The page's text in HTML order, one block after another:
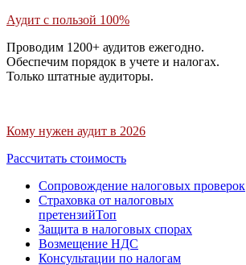
Аудит с пользой 100%
Проводим 1200+ аудитов ежегодно.
Обеспечим порядок в учете и налогах.
Только штатные аудиторы.
Кому нужен аудит в 2026
Рассчитать стоимость
Сопровождение налоговых проверок
Страховка от налоговых
претензийТоп
Защита в налоговых спорах
Возмещение НДС
Консультации по налогам